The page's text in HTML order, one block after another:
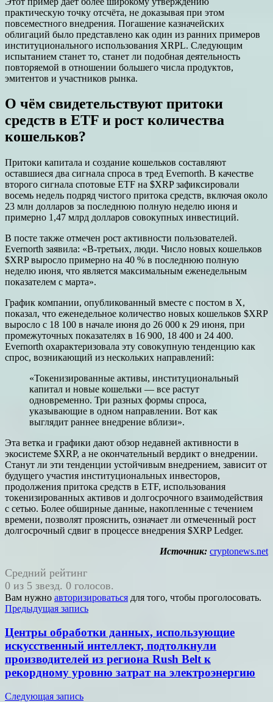
практическую точку отсчёта, не доказывая при этом
повсеместного внедрения. Погашение казначейских
облигаций было представлено как один из ранних примеров
институционального использования XRPL. Следующим
испытанием станет то, станет ли подобная деятельность
повторяемой в отношении большего числа продуктов,
эмитентов и участников рынка.
О чём свидетельствуют притоки
средств в ETF и рост количества
кошельков?
Притоки капитала и создание кошельков составляют
оставшиеся два сигнала спроса в тред Evernorth. В качестве
второго сигнала спотовые ETF на $XRP зафиксировали
восемь недель подряд чистого притока средств, включая около
23 млн долларов за последнюю полную неделю июня и
примерно 1,47 млрд долларов совокупных инвестиций.
В посте также отмечен рост активности пользователей.
Evernorth заявила: «В-третьих, люди. Число новых кошельков
$XRP выросло примерно на 40 % в последнюю полную
неделю июня, что является максимальным еженедельным
показателем с марта».
График компании, опубликованный вместе с постом в X,
показал, что еженедельное количество новых кошельков $XRP
выросло с 18 100 в начале июня до 26 000 к 29 июня, при
промежуточных показателях в 16 900, 18 400 и 24 400.
Evernorth охарактеризовала эту совокупную тенденцию как
спрос, возникающий из нескольких направлений:
«Токенизированные активы, институциональный
капитал и новые кошельки — все растут
одновременно. Три разных формы спроса,
указывающие в одном направлении. Вот как
выглядит раннее внедрение вблизи».
Эта ветка и графики дают обзор недавней активности в
экосистеме $XRP, а не окончательный вердикт о внедрении.
Станут ли эти тенденции устойчивым внедрением, зависит от
будущего участия институциональных инвесторов,
продолжения притока средств в ETF, использования
токенизированных активов и долгосрочного взаимодействия
с сетью. Более обширные данные, накопленные с течением
времени, позволят прояснить, означает ли отмеченный рост
долгосрочный сдвиг в процессе внедрения $XRP Ledger.
Источник: cryptonews.net
Средний рейтинг
0 из 5 звезд. 0 голосов.
Вам нужно авторизироваться для того, чтобы проголосовать.
Навигация
по
записям
Предыдущая запись
Центры обработки данных, использующие
искусственный интеллект, подтолкнули
производителей из региона Rush Belt к
рекордному уровню затрат на электроэнергию
Следующая запись